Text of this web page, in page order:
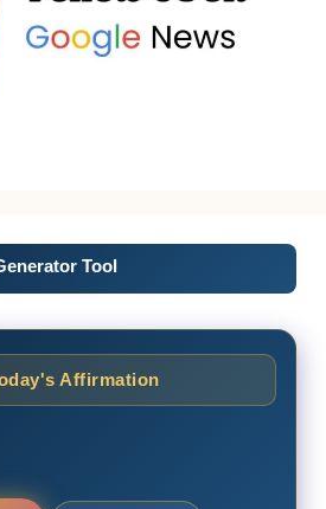
Tool
Affirmation